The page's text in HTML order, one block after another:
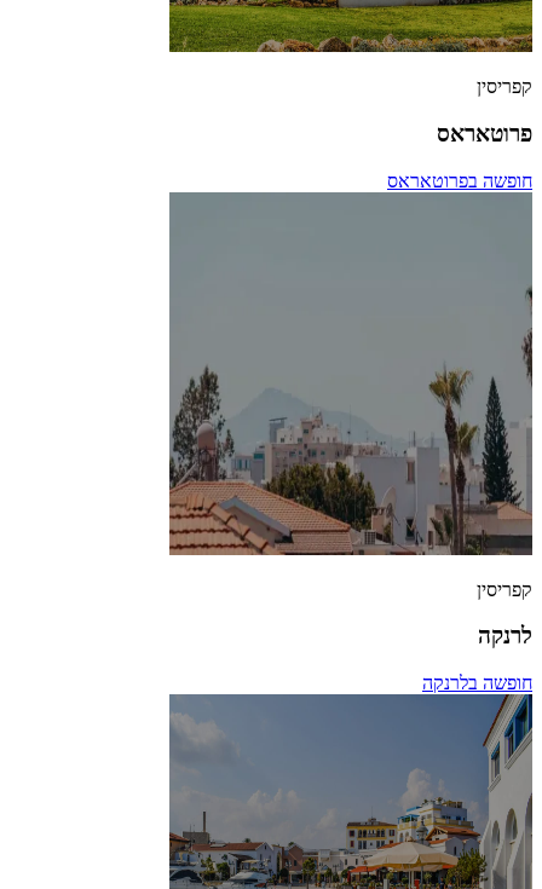
קפריסין
פרוטאראס
חופשה בפרוטאראס
קפריסין
לרנקה
חופשה בלרנקה